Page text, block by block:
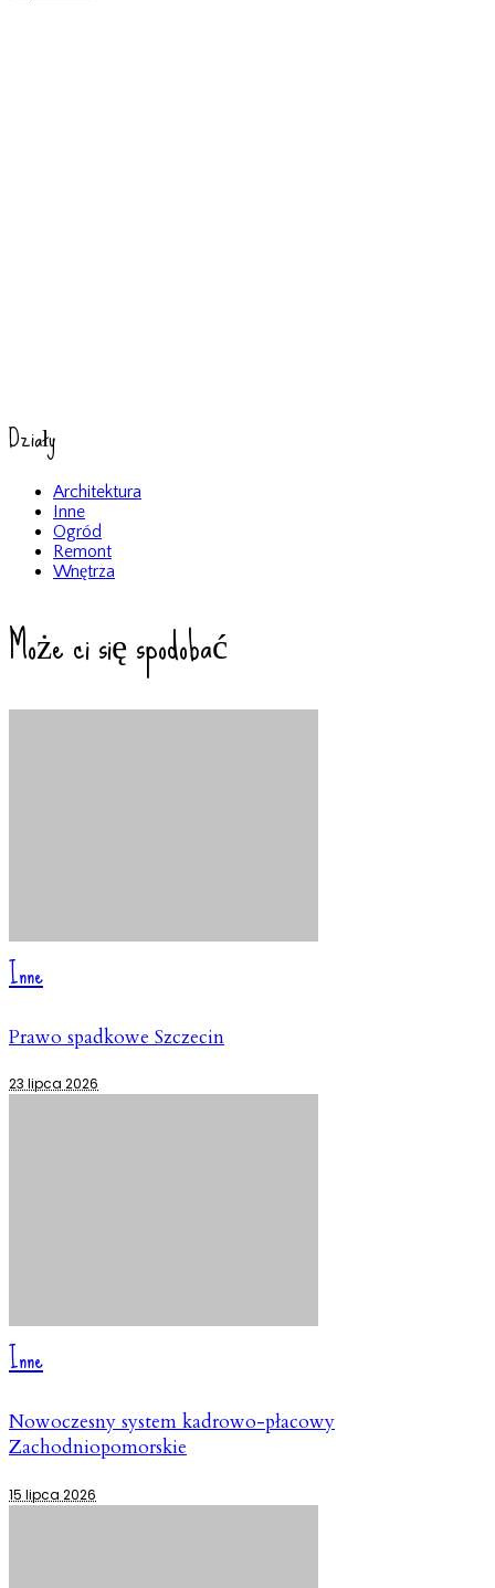
Działy
Architektura
Inne
Ogród
Remont
Wnętrza
Może ci się spodobać
Inne
Prawo spadkowe Szczecin
23 lipca 2026
Inne
Nowoczesny system kadrowo-płacowy
Zachodniopomorskie
15 lipca 2026